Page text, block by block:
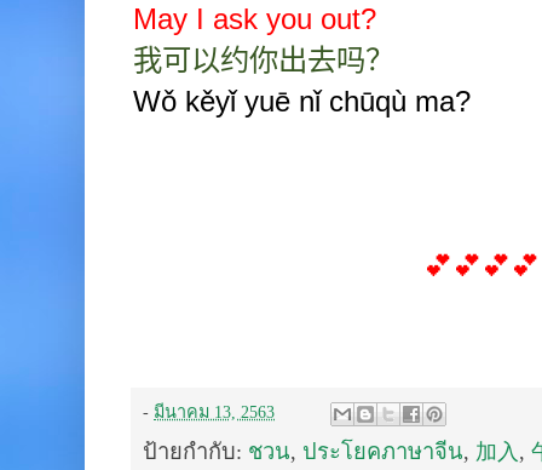
May I ask you out?
我可以约你出去吗？
Wǒ kěyǐ yuē nǐ chūqù ma?
💕💕💕💕
- มีนาคม 13, 2563
ป้ายกำกับ: ชวน, ประโยคภาษาจีน, 加入 ,